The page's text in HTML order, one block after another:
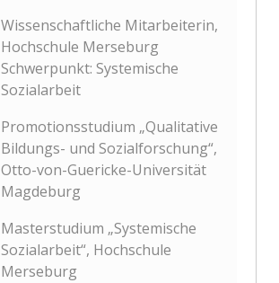
Wissenschaftliche Mitarbeiterin,
Hochschule Merseburg
Schwerpunkt: Systemische
Sozialarbeit
Promotionsstudium „Qualitative
Bildungs- und Sozialforschung“,
Otto-von-Guericke-Universität
Magdeburg
Masterstudium „Systemische
Sozialarbeit“, Hochschule
Merseburg